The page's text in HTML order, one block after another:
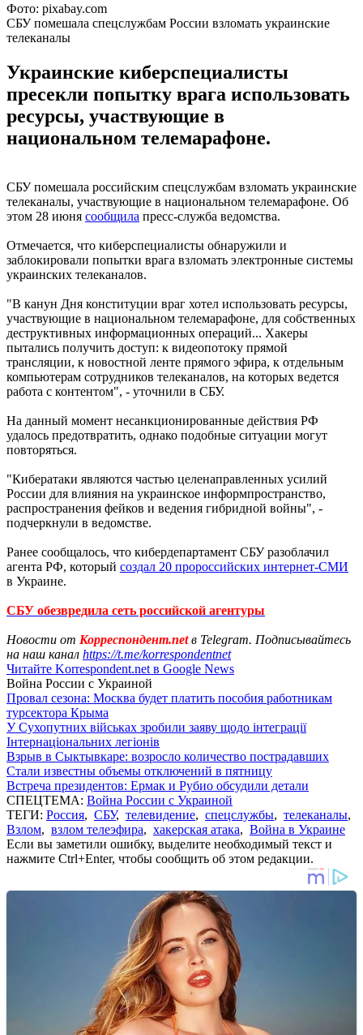
Фото: pixabay.com
СБУ помешала спецслужбам России взломать украинские
телеканалы
Украинские киберспециалисты
пресекли попытку врага использовать
ресурсы, участвующие в
национальном телемарафоне.
СБУ помешала российским спецслужбам взломать украинские
телеканалы, участвующие в национальном телемарафоне. Об
этом 28 июня сообщила пресс-служба ведомства.
Отмечается, что киберспециалисты обнаружили и
заблокировали попытки врага взломать электронные системы
украинских телеканалов.
"В канун Дня конституции враг хотел использовать ресурсы,
участвующие в национальном телемарафоне, для собственных
деструктивных информационных операций... Хакеры
пытались получить доступ: к видеопотоку прямой
трансляции, к новостной ленте прямого эфира, к отдельным
компьютерам сотрудников телеканалов, на которых ведется
работа с контентом", - уточнили в СБУ.
На данный момент несанкционированные действия РФ
удалось предотвратить, однако подобные ситуации могут
повторяться.
"Кибератаки являются частью целенаправленных усилий
России для влияния на украинское информпространство,
распространения фейков и ведения гибридной войны", -
подчеркнули в ведомстве.
Ранее сообщалось, что кибердепартамент СБУ разоблачил
агента РФ, который создал 20 пророссийских интернет-СМИ
в Украине.
СБУ обезвредила сеть российской агентуры
Новости от Корреспондент.netв Telegram. Подписывайтесь
на наш канал https://t.me/korrespondentnet
Читайте Korrespondent.net в Google News
Война России с Украиной
Провал сезона: Москва будет платить пособия работникам
турсектора Крыма
У Сухопутних військах зробили заяву щодо інтеграції
Інтернаціональних легіонів
Взрыв в Сыктывкаре: возросло количество пострадавших
Стали известны объемы отключений в пятницу
Встреча президентов: Ермак и Рубио обсудили детали
СПЕЦТЕМА: Война России с Украиной
ТЕГИ: Россия, СБУ, телевидение, спецслужбы, телеканалы,
Взлом, взлом телеэфира, хакерская атака, Война в Украине
Если вы заметили ошибку, выделите необходимый текст и
нажмите Ctrl+Enter, чтобы сообщить об этом редакции.